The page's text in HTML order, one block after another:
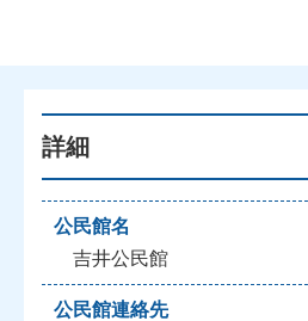
詳細
公民館名
吉井公民館
公民館連絡先